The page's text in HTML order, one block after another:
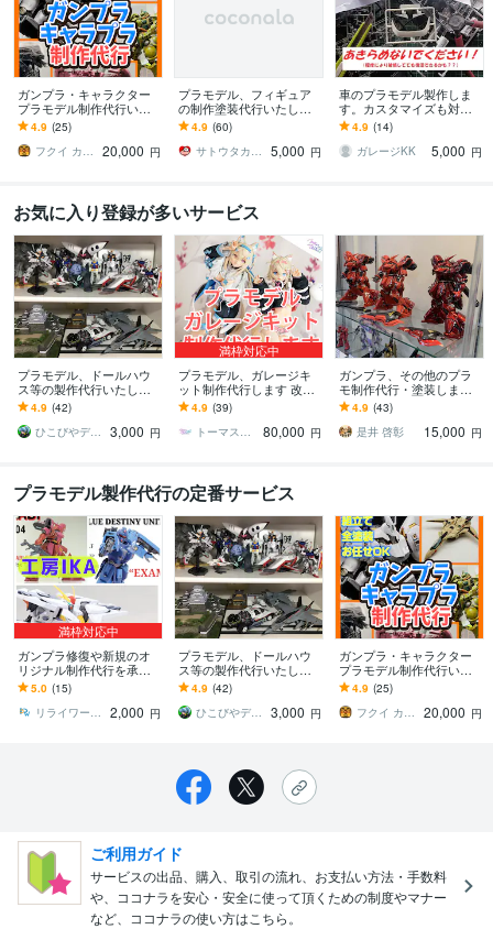
ガンプラ・キャラクター
プラモデル制作代行いた
します ご自身が望む世界
で唯一の作品を手にでき
ます！
4.9 (25)
フクイ カズヤ
20,000 円
プラモデル、フィギュア
の制作塗装代行いたしま
す 積みプラ、フィギュア
はございませんか？
4.9 (60)
サトウタカミツ
5,000 円
車のプラモデル製作しま
す。カスタマイズも対応
します 市販のカーモデル
が、ご希望の仕様に！愛
車とソックリにも!?
4.9 (14)
ガレージKK
5,000 円
お気に入り登録が多いサービス
プラモデル、ドールハウ
ス等の製作代行いたしま
す 素組からエアブラシ塗
装までご相談ください。
4.9 (42)
ひこびやデザイン
3,000 円
満枠対応中
プラモデル、ガレージキ
ット制作代行します 改
造、塗装など、ご要望に
合わせて造型のプロが制
作します。
4.9 (39)
トーマスのアトリエ
80,000 円
ガンプラ、その他のプラ
モ制作代行・塗装します
理想のガンプラ、プラモ
デルをお手元にお届けし
ます！
4.9 (43)
是井 啓彰
15,000 円
プラモデル製作代行の定番サービス
満枠対応中
ガンプラ修復や新規のオ
リジナル制作代行を承り
ます あなたのプラモに関
する困った！にもお応
え！修復士の制作代行
5.0 (15)
リライワークス（工房IKA）
2,000 円
プラモデル、ドールハウ
ス等の製作代行いたしま
す 素組からエアブラシ塗
装までご相談ください。
4.9 (42)
ひこびやデザイン
3,000 円
ガンプラ・キャラクター
プラモデル制作代行いた
します ご自身が望む世界
で唯一の作品を手にでき
ます！
4.9 (25)
フクイ カズヤ
20,000 円
ご利用ガイド
サービスの出品、購入、取引の流れ、お支払い方法・手数料
や、ココナラを安心・安全に使って頂くための制度やマナー
など、ココナラの使い方はこちら。